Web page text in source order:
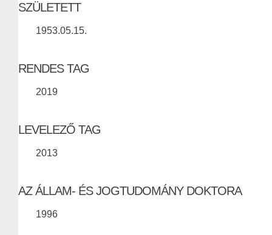
SZÜLETETT
1953.05.15.
RENDES TAG
2019
LEVELEZŐ TAG
2013
AZ ÁLLAM- ÉS JOGTUDOMÁNY DOKTORA
1996